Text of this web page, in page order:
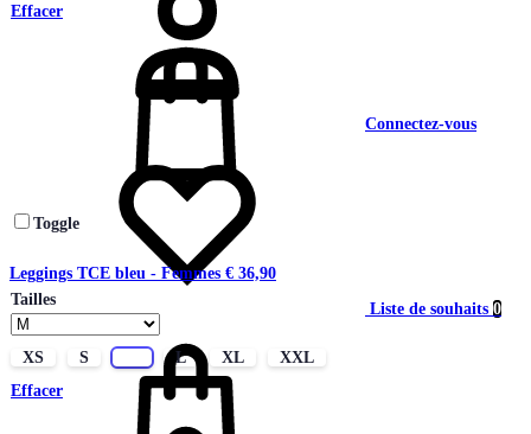
Connectez-vous
Liste de souhaits 0
Effacer
Toggle
Leggings TCE bleu - Femmes € 36,90
Tailles
XS S L XL
XXL
Effacer